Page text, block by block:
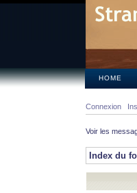
HOME
Connexion
Voir les
Index du